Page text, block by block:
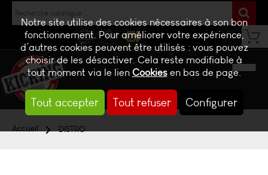
Notre site utilise des cookies nécessaires à son bon
fonctionnement. Pour améliorer votre expérience,
d’autres cookies peuvent être utilisés : vous pouvez
choisir de les désactiver. Cela reste modifiable à
tout moment via le lienCookiesen bas de page.
Tout accepter Tout refuser Configurer
NEWS CONTACTBILLETTERIE
Accueil DISTRO